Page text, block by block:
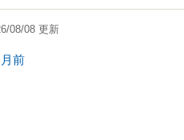
08/08 更新
前